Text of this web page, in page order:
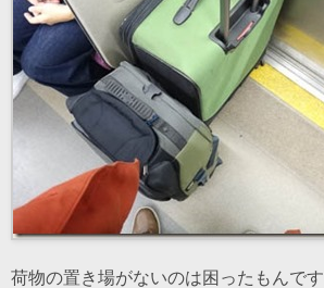
荷物の置き場がないのは困ったもんです